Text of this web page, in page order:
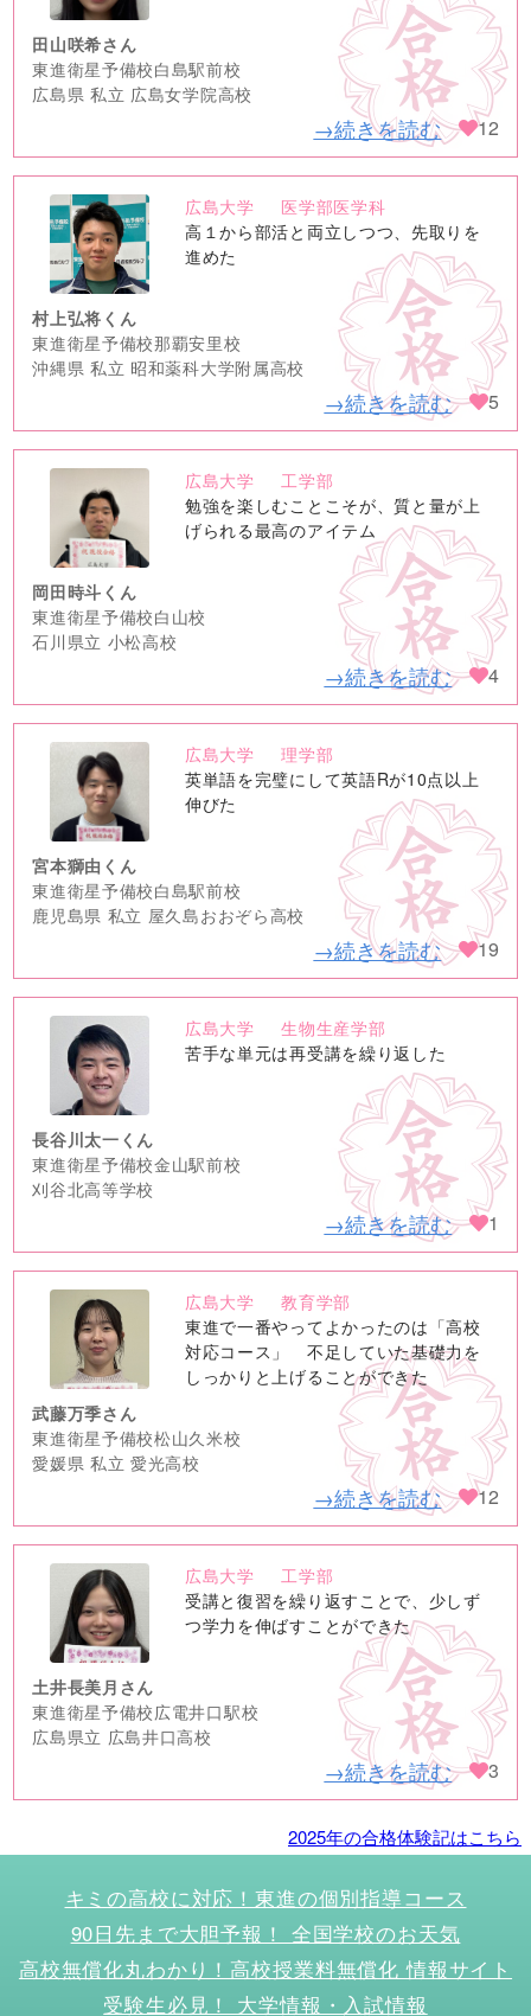
田山咲希さん
東進衛星予備校白島駅前校
広島県 私立 広島女学院高校
→続きを読む 12
no
image
広島大学
医学部医学科
高１から部活と両立しつつ、先取りを
進めた
村上弘将くん
東進衛星予備校那覇安里校
沖縄県 私立 昭和薬科大学附属高校
→続きを読む 5
no
image
広島大学
工学部
勉強を楽しむことこそが、質と量が上
げられる最高のアイテム
岡田時斗くん
東進衛星予備校白山校
石川県立 小松高校
→続きを読む 4
no
image
広島大学
理学部
英単語を完璧にして英語Rが10点以上
伸びた
宮本獅由くん
東進衛星予備校白島駅前校
鹿児島県 私立 屋久島おおぞら高校
→続きを読む 19
no
image
広島大学
生物生産学部
苦手な単元は再受講を繰り返した
長谷川太一くん
東進衛星予備校金山駅前校
刈谷北高等学校
→続きを読む 1
no
image
広島大学
教育学部
東進で一番やってよかったのは「高校
対応コース」 不足していた基礎力を
しっかりと上げることができた
武藤万季さん
東進衛星予備校松山久米校
愛媛県 私立 愛光高校
→続きを読む 12
no
image
広島大学
工学部
受講と復習を繰り返すことで、少しず
つ学力を伸ばすことができた
土井長美月さん
東進衛星予備校広電井口駅校
広島県立 広島井口高校
→続きを読む 3
2025年の合格体験記はこちら
キミの高校に対応！東進の個別指導コース
90日先まで大胆予報！ 全国学校のお天気
高校無償化丸わかり！高校授業料無償化 情報サイト
受験生必見！ 大学情報・入試情報